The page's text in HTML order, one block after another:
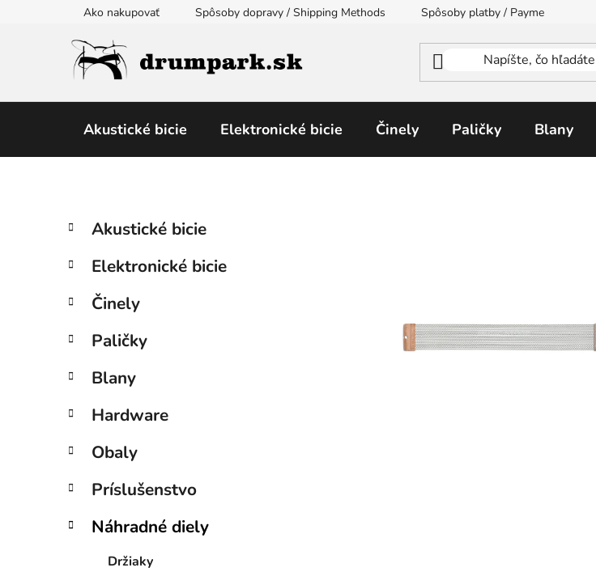
Ako nakupovať Spôsoby dopravy / Shipping Methods Spôsoby platby / Payment Methods
Akustické bicie Elektronické bicie Činely Paličky Blany
B
č
ý
a
n
e
l
Preskočiť
kategórie
K
a
e
ó
i
Akustické bicie
Elektronické bicie
Činely
Paličky
Blany
Hardware
Obaly
Príslušenstvo
Náhradné diely
Držiaky